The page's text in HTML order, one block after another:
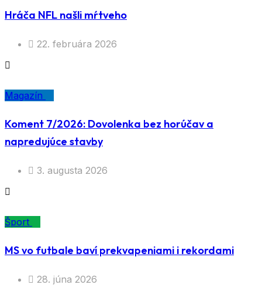
Hráča NFL našli mŕtveho
22. februára 2026
Magazín
Koment 7/2026: Dovolenka bez horúčav a
napredujúce stavby
3. augusta 2026
Šport
MS vo futbale baví prekvapeniami i rekordami
28. júna 2026